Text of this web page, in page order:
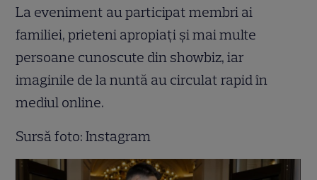
La eveniment au participat membri ai
familiei, prieteni apropiați și mai multe
persoane cunoscute din showbiz, iar
imaginile de la nuntă au circulat rapid în
mediul online.
Sursă foto: Instagram